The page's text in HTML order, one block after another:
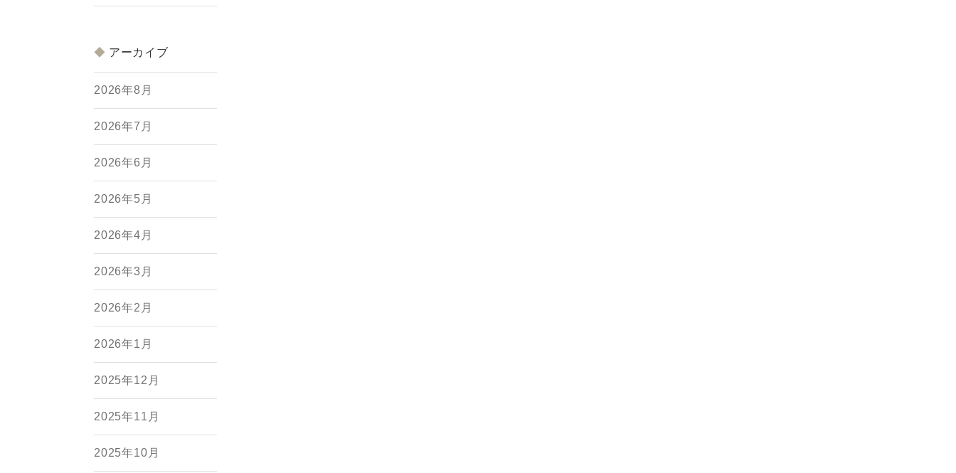
アーカイブ
2026年8月
2026年7月
2026年6月
2026年5月
2026年4月
2026年3月
2026年2月
2026年1月
2025年12月
2025年11月
2025年10月